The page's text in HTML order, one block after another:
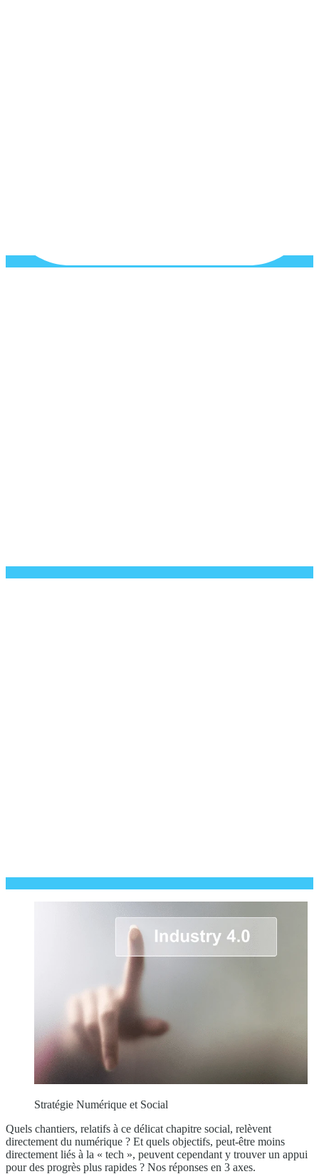
Stratégie Numérique et Social
Quels chantiers, relatifs à ce délicat chapitre social, relèvent
directement du numérique ? Et quels objectifs, peut-être moins
directement liés à la « tech », peuvent cependant y trouver un appui
pour des progrès plus rapides ? Nos réponses en 3 axes.